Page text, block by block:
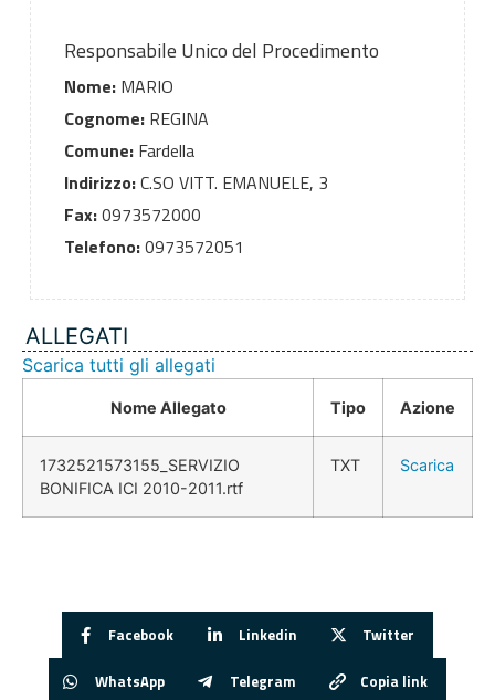
Responsabile Unico del Procedimento
Nome:MARIO
Cognome:REGINA
Comune:Fardella
Indirizzo:C.SO VITT. EMANUELE, 3
Fax:0973572000
Telefono:0973572051
ALLEGATI
Scarica tutti gli allegati
Nome Allegato Tipo Azione
1732521573155_SERVIZIO
BONIFICA ICI 2010-2011.rtf
TXT Scarica
Facebook Linkedin Twitter
WhatsApp Telegram Copia link